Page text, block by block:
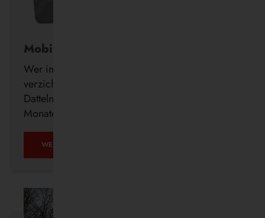
Mobil ohne Auto
Wer im Alter freiwillig auf seinen Führerschein
verzichtet, erhält ab sofort auch in Waltrop und
Datteln kostenlos ein DeutschlandTicket für drei
Monate.
WEITERLESEN …